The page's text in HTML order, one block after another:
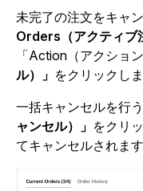
未完了の注文をキャ
Orders（アクティブ
「Action（アクショ
ル）」 をクリックし
一括キャンセルを行う
ャンセル）」 をクリ
てキャンセルされます